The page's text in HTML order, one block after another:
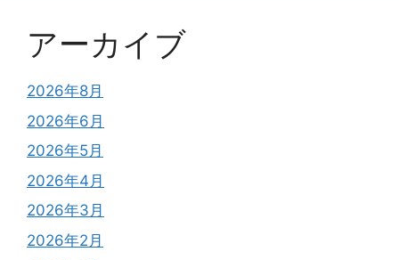
アーカイブ
2026年8月
2026年6月
2026年5月
2026年4月
2026年3月
2026年2月